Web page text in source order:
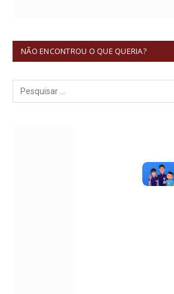
NÃO ENCONTROU O QUE QUERIA?